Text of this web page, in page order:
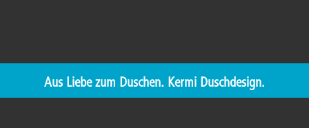
Aus Liebe zum Duschen. Kermi Duschdesign.